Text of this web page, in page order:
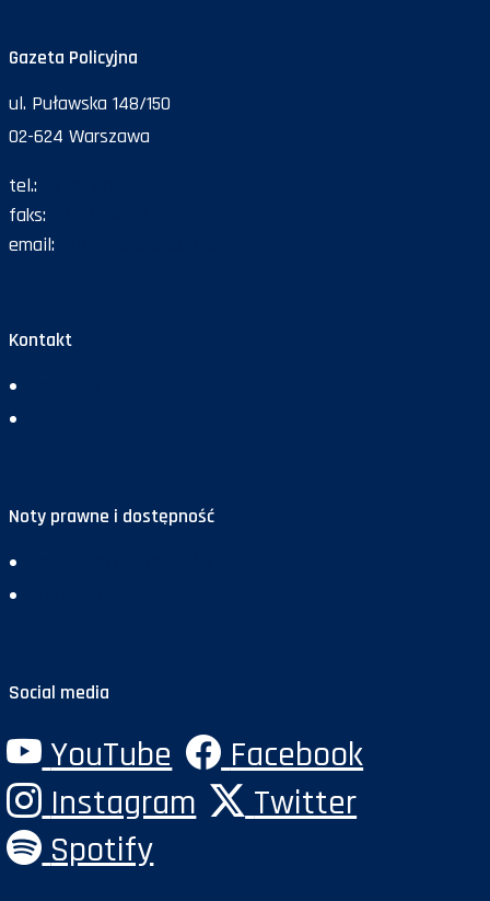
Gazeta Policyjna
ul. Puławska 148/150
02-624 Warszawa
tel.:
faks:
email:
Kontakt
Noty prawne i dostępność
Social media
YouTube
Facebook
Instagram
Twitter
Spotify